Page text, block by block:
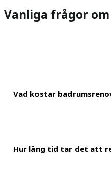
Vanliga frågor
Vad kostar
Kostnaden för att renovera
Hur lång tid tar det att